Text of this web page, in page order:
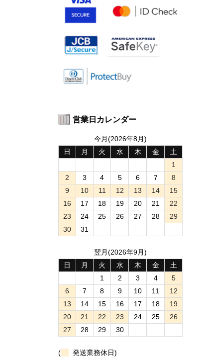
営業日カレンダー
今月(2026年8月)
日
月 火 水 木 金
土
1
2
3 4 5 6 7
8
9
10 11 12 13 14
15
16
17 18 19 20 21
22
23
24 25 26 27 28
29
30
31
翌月(2026年9月)
日
月 火 水 木 金
土
1
2 3 4
5
6
7 8 9 10 11
12
13
14 15 16 17 18
19
20
21 22 23 24 25
26
27
28 29 30
( 発送業務休日)